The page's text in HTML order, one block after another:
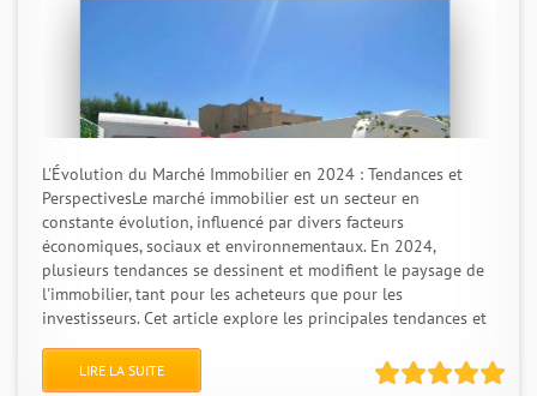
L'Évolution du Marché Immobilier en 2024 : Tendances et
PerspectivesLe marché immobilier est un secteur en
constante évolution, influencé par divers facteurs
économiques, sociaux et environnementaux. En 2024,
plusieurs tendances se dessinent et modifient le paysage de
l'immobilier, tant pour les acheteurs que pour les
investisseurs. Cet article explore les principales tendances et
LIRE LA SUITE